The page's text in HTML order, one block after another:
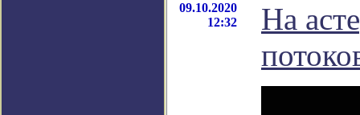
09.10.2020
12:32
На